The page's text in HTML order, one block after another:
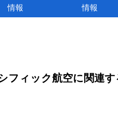
情報 情報
フィック航空に関連す